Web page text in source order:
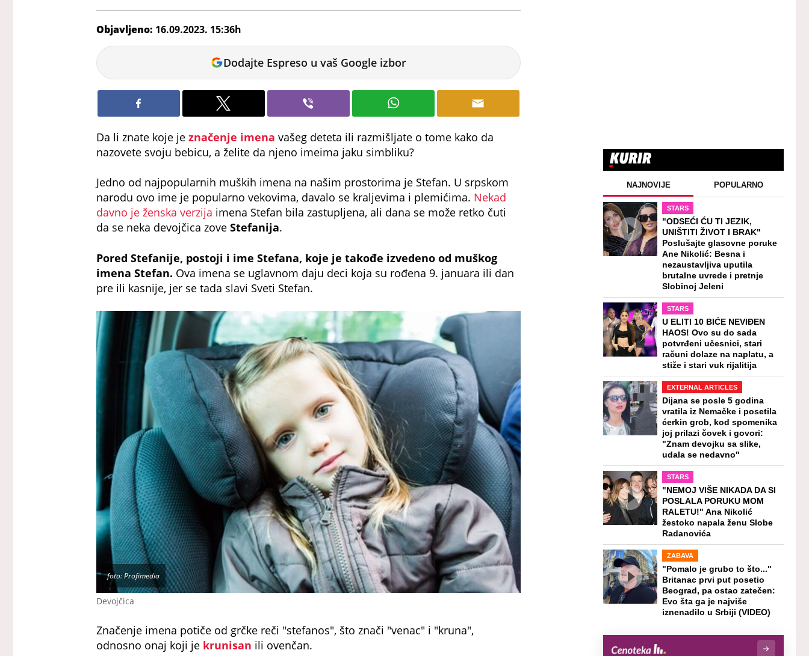
Objavljeno: 16.09.2023. 15:36h
Verica
Arsić
Dodajte Espreso u vaš Google izbor
Da li znate koje je značenje imena vašeg deteta ili razmišljate o tome kako da
nazovete svoju bebicu, a želite da njeno imeima jaku simbliku?
Jedno od najpopularnih muških imena na našim prostorima je Stefan. U srpskom
narodu ovo ime je popularno vekovima, davalo se kraljevima i plemićima. Nekad
davno je ženska verzija imena Stefan bila zastupljena, ali dana se može retko čuti
da se neka devojčica zove Stefanija.
Pored Stefanije, postoji i ime Stefana, koje je takođe izvedeno od muškog
imena Stefan. Ova imena se uglavnom daju deci koja su rođena 9. januara ili dan
pre ili kasnije, jer se tada slavi Sveti Stefan.
Devojčica
foto: Profimedia
Značenje imena potiče od grčke reči "stefanos", što znači "venac" i "kruna",
odnosno onaj koji je krunisan ili ovenčan.
NAJNOVIJE POPULARNO
STARS
"ODSEĆI ĆU TI JEZIK,
UNIŠTITI ŽIVOT I BRAK"
Poslušajte glasovne poruke
Ane Nikolić: Besna i
nezaustavljiva uputila
brutalne uvrede i pretnje
Slobinoj Jeleni
STARS
U ELITI 10 BIĆE NEVIĐEN
HAOS! Ovo su do sada
potvrđeni učesnici, stari
računi dolaze na naplatu, a
stiže i stari vuk rijalitija
EXTERNAL ARTICLES
Dijana se posle 5 godina
vratila iz Nemačke i posetila
ćerkin grob, kod spomenika
joj prilazi čovek i govori:
"Znam devojku sa slike,
udala se nedavno"
STARS
"NEMOJ VIŠE NIKADA DA SI
POSLALA PORUKU MOM
RALETU!" Ana Nikolić
žestoko napala ženu Slobe
Radanovića
ZABAVA
"Pomalo je grubo to što..."
Britanac prvi put posetio
Beograd, pa ostao zatečen:
Evo šta ga je najviše
iznenadilo u Srbiji (VIDEO)